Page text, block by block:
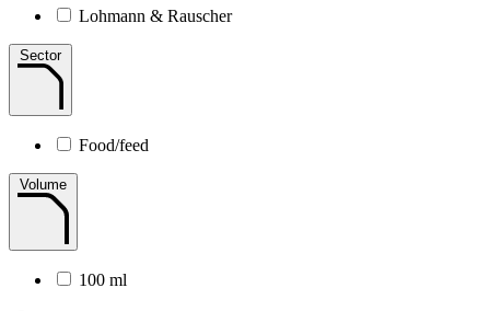
Lohmann & Rauscher
Sector
Food/feed
Volume
100 ml